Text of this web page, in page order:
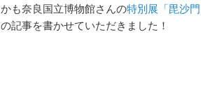
も奈良国立博物館さんの特別展「毘沙門
記事を書かせていただきました！